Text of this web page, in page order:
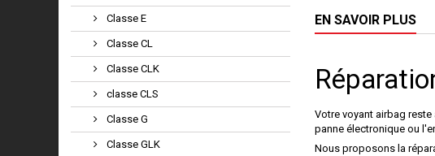
Classe E
Classe CL
Classe CLK
classe CLS
Classe G
Classe GLK
EN SAVOIR PLUS
Votre voyant airbag
panne électronique ou
Nous proposons la